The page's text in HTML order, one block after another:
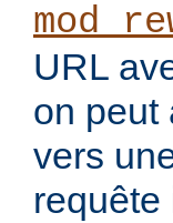
URL
on peut
vers